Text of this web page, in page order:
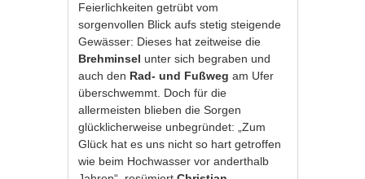
Feierlichkeiten getrübt vom
sorgenvollen Blick aufs stetig steigende
Gewässer: Dieses hat zeitweise die
Brehminsel unter sich begraben und
auch den Rad- und Fußwegam Ufer
überschwemmt. Doch für die
allermeisten blieben die Sorgen
glücklicherweise unbegründet: „Zum
Glück hat es uns nicht so hart getroffen
wie beim Hochwasser vor anderthalb